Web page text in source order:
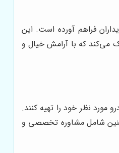
فراهم آورده است. این
می‌کند که با آرامش خیال و
نظر خود را تهیه کنند.
شامل مشاوره تخصصی و